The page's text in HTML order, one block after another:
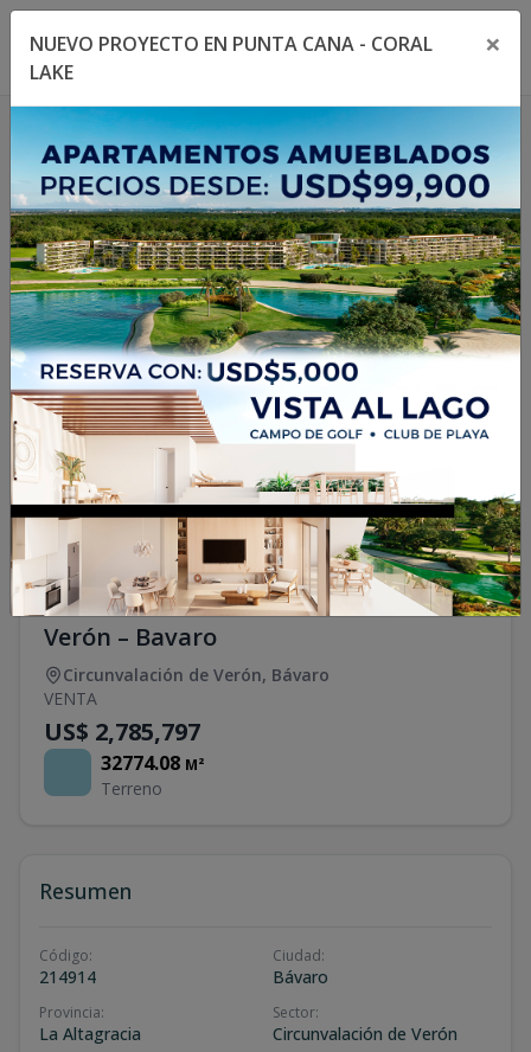
Toggle navigation menu
1/3
Terreno en venta en circunvalación de
Verón – Bavaro
Circunvalación de Verón, Bávaro
VENTA
US$ 2,785,797
32774.08 M²
Terreno
Resumen
Código:
214914
Ciudad:
Bávaro
Provincia:
La Altagracia
Sector:
Circunvalación de Verón
NUEVO PROYECTO EN PUNTA CANA - CORAL
LAKE
×